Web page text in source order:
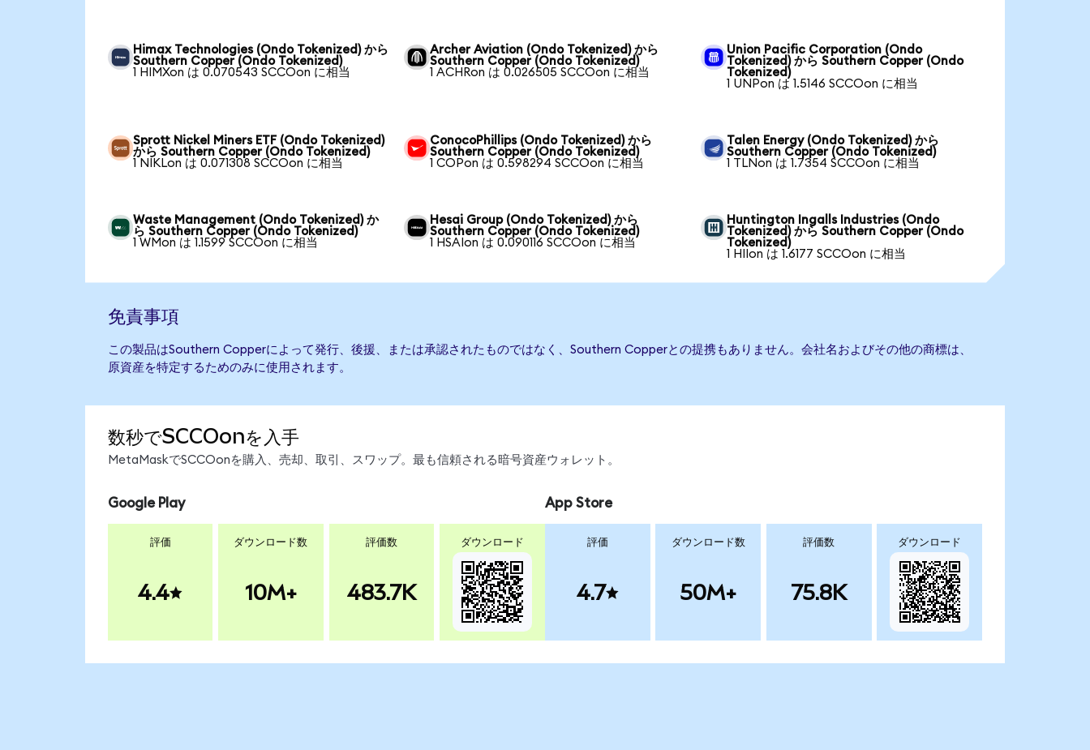
Himax Technologies (Ondo Tokenized) から
Southern Copper (Ondo Tokenized)
1 HIMXon は 0.070543 SCCOon に相当
Archer Aviation (Ondo Tokenized) から
Southern Copper (Ondo Tokenized)
1 ACHRon は 0.026505 SCCOon に相当
Union Pacific Corporation (Ondo
Tokenized) から Southern Copper (Ondo
Tokenized)
1 UNPon は 1.5146 SCCOon に相当
Sprott Nickel Miners ETF (Ondo Tokenized)
から Southern Copper (Ondo Tokenized)
1 NIKLon は 0.071308 SCCOon に相当
ConocoPhillips (Ondo Tokenized) から
Southern Copper (Ondo Tokenized)
1 COPon は 0.598294 SCCOon に相当
Talen Energy (Ondo Tokenized) から
Southern Copper (Ondo Tokenized)
1 TLNon は 1.7354 SCCOon に相当
Waste Management (Ondo Tokenized) か
ら Southern Copper (Ondo Tokenized)
1 WMon は 1.1599 SCCOon に相当
Hesai Group (Ondo Tokenized) から
Southern Copper (Ondo Tokenized)
1 HSAIon は 0.090116 SCCOon に相当
Huntington Ingalls Industries (Ondo
Tokenized) から Southern Copper (Ondo
Tokenized)
1 HIIon は 1.6177 SCCOon に相当
免責事項
この製品はSouthern Copperによって発行、後援、または承認されたものではなく、Southern Copperとの提携もありません。会社名およびその他の商標は、
原資産を特定するためのみに使用されます。
数秒でSCCOonを入手
MetaMaskでSCCOonを購入、売却、取引、スワップ。最も信頼される暗号資産ウォレット。
Google Play
評価
4.4
ダウンロード数
10M+
評価数
483.7K
ダウンロード
App Store
評価
4.7
ダウンロード数
50M+
評価数
75.8K
ダウンロード